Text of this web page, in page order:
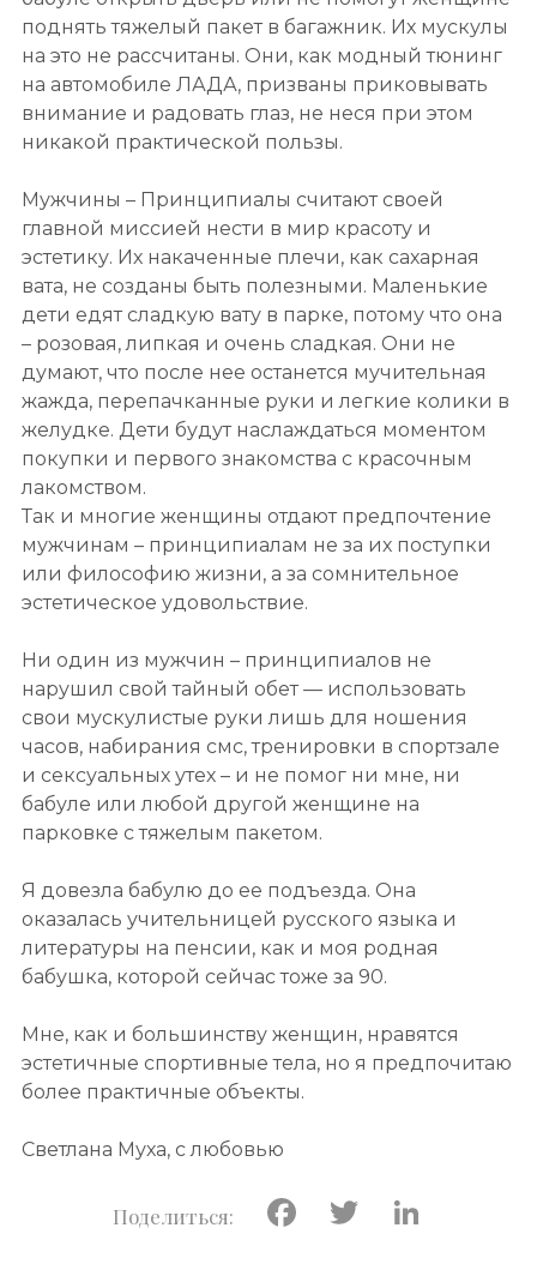
поднять тяжелый пакет в багажник. Их мускулы
на это не рассчитаны. Они, как модный тюнинг
на автомобиле ЛАДА, призваны приковывать
внимание и радовать глаз, не неся при этом
никакой практической пользы.
Мужчины – Принципиалы считают своей
главной миссией нести в мир красоту и
эстетику. Их накаченные плечи, как сахарная
вата, не созданы быть полезными. Маленькие
дети едят сладкую вату в парке, потому что она
– розовая, липкая и очень сладкая. Они не
думают, что после нее останется мучительная
жажда, перепачканные руки и легкие колики в
желудке. Дети будут наслаждаться моментом
покупки и первого знакомства с красочным
лакомством.
Так и многие женщины отдают предпочтение
мужчинам – принципиалам не за их поступки
или философию жизни, а за сомнительное
эстетическое удовольствие.
Ни один из мужчин – принципиалов не
нарушил свой тайный обет — использовать
свои мускулистые руки лишь для ношения
часов, набирания смс, тренировки в спортзале
и сексуальных утех – и не помог ни мне, ни
бабуле или любой другой женщине на
парковке с тяжелым пакетом.
Я довезла бабулю до ее подъезда. Она
оказалась учительницей русского языка и
литературы на пенсии, как и моя родная
бабушка, которой сейчас тоже за 90.
Мне, как и большинству женщин, нравятся
эстетичные спортивные тела, но я предпочитаю
более практичные объекты.
Светлана Муха, с любовью
Facebook
Twitter